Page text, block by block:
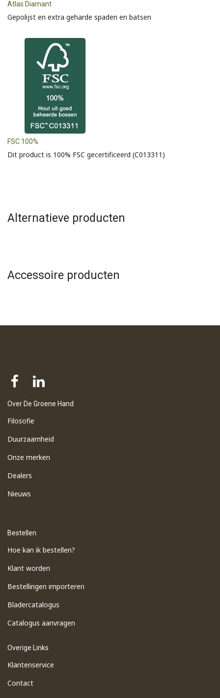
Atlas Diamant
Gepolijst en extra geharde spaden en batsen
FSC 100%
Dit product is 100% FSC gecertificeerd (C013311)
Alternatieve producten
Accessoire producten
Over De Groene Hand
Filosofie
Duurzaamheid
Onze merken
Dealers
Nieuws
Bestellen
Hoe kan ik bestellen?
Klant worden
Bestellingen importeren
​Bladercatalogus
​Catalogus aanvragen
Overige Links
Klantenservice
Contact